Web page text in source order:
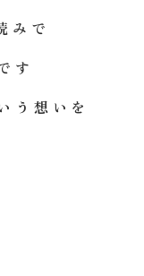
みで
す
う想いを